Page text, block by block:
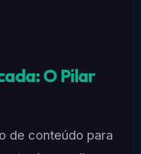
O Pilar
de conteúdo para